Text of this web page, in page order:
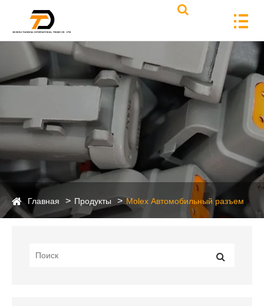
Главная Продукты Molex Автомобильный разъем